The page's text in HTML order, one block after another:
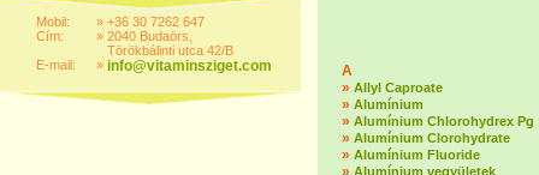
Mobil:
Cím:
E-mail:
»
»
»
+36 30 7262 647
2040 Budaörs,
Törökbálinti utca 42/B
info@vitaminsziget.com
A
» Allyl Caproate
» Alumínium
» Alumínium Chlorohydrex Pg
» Alumínium Clorohydrate
» Alumínium Fluoride
» Alumínium vegyületek